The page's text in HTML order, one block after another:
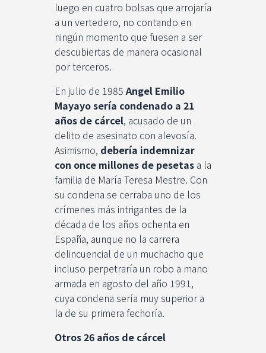
luego en cuatro bolsas que arrojaría
a un vertedero, no contando en
ningún momento que fuesen a ser
descubiertas de manera ocasional
por terceros.
En julio de 1985Angel Emilio
Mayayo sería condenado a 21
años de cárcel, acusado de un
delito de asesinato con alevosía.
Asimismo, debería indemnizar
con once millones de pesetasa la
familia de María Teresa Mestre. Con
su condena se cerraba uno de los
crímenes más intrigantes de la
década de los años ochenta en
España, aunque no la carrera
delincuencial de un muchacho que
incluso perpetraría un robo a mano
armada en agosto del año 1991,
cuya condena sería muy superior a
la de su primera fechoría.
Otros 26 años de cárcel